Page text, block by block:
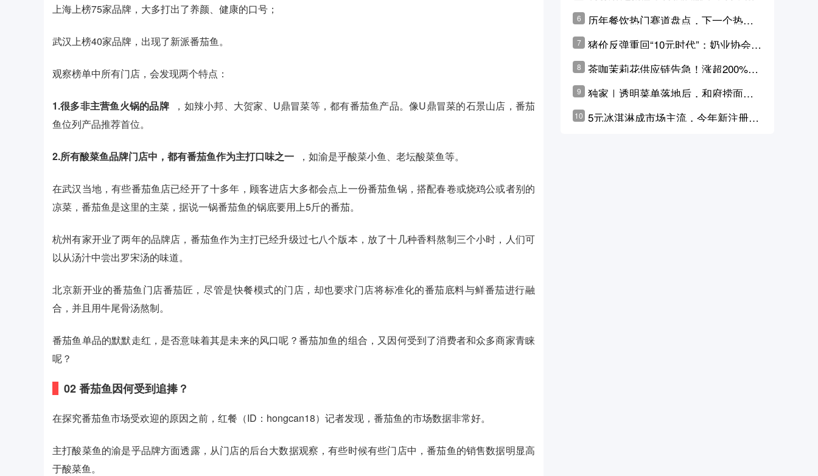
上海上榜75家品牌，大多打出了养颜、健康的口号；
武汉上榜40家品牌，出现了新派番茄鱼。
观察榜单中所有门店，会发现两个特点：
1.很多非主营鱼火锅的品牌
，如辣小邦、大贺家、U鼎冒菜等，都有番茄鱼产品。像U鼎冒菜的石景山店，番茄
鱼位列产品推荐首位。
2.所有酸菜鱼品牌门店中，都有番茄鱼作为主打口味之一 ，如渝是乎酸菜小鱼、老坛酸菜鱼等。
在武汉当地，有些番茄鱼店已经开了十多年，顾客进店大多都会点上一份番茄鱼锅，搭配春卷或烧鸡公或者别的
凉菜，番茄鱼是这里的主菜，据说一锅番茄鱼的锅底要用上5斤的番茄。
杭州有家开业了两年的品牌店，番茄鱼作为主打已经升级过七八个版本，放了十几种香料熬制三个小时，人们可
以从汤汁中尝出罗宋汤的味道。
北京新开业的番茄鱼门店番茄匠，尽管是快餐模式的门店，却也要求门店将标准化的番茄底料与鲜番茄进行融
合，并且用牛尾骨汤熬制。
番茄鱼单品的默默走红，是否意味着其是未来的风口呢？番茄加鱼的组合，又因何受到了消费者和众多商家青睐
呢？
02番茄鱼因何受到追捧？
在探究番茄鱼市场受欢迎的原因之前，红餐（ID：hongcan18）记者发现，番茄鱼的市场数据非常好。
主打酸菜鱼的渝是乎品牌方面透露，从门店的后台大数据观察，有些时候有些门店中，番茄鱼的销售数据明显高
于酸菜鱼。
6
历年餐饮热门赛道盘点，下一个热门
7
猪价反弹重回“10元时代”；奶业协会称
原奶价格现回暖迹象
8
茶咖茉莉花供应链告急！涨超200%，
横州花价冲破50元一斤
9
独家｜透明菜单落地后，和府捞面李
学林公布未来10年计划
10 5元冰淇淋成市场主流，今年新注册相